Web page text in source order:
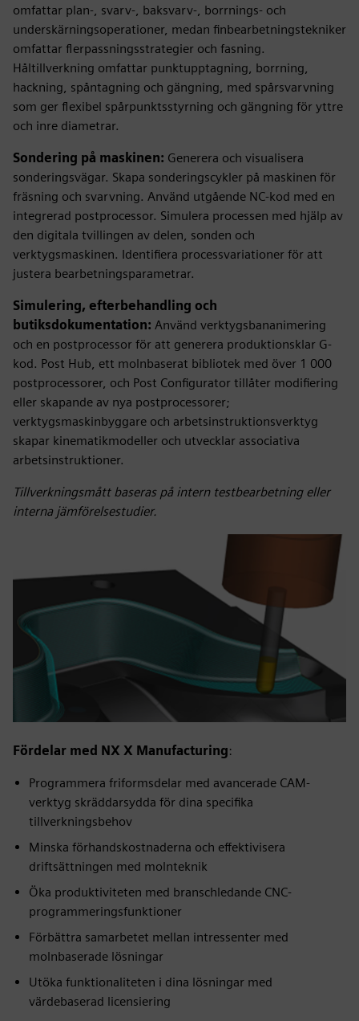
omfattar plan-, svarv-, baksvarv-, borrnings- och
underskärningsoperationer, medan finbearbetningstekniker
omfattar flerpassningsstrategier och fasning.
Håltillverkning omfattar punktupptagning, borrning,
hackning, spåntagning och gängning, med spårsvarvning
som ger flexibel spårpunktsstyrning och gängning för yttre
och inre diametrar.
Sondering på maskinen: Generera och visualisera
sonderingsvägar. Skapa sonderingscykler på maskinen för
fräsning och svarvning. Använd utgående NC-kod med en
integrerad postprocessor. Simulera processen med hjälp av
den digitala tvillingen av delen, sonden och
verktygsmaskinen. Identifiera processvariationer för att
justera bearbetningsparametrar.
Simulering, efterbehandling och
butiksdokumentation: Använd verktygsbananimering
och en postprocessor för att generera produktionsklar G-
kod. Post Hub, ett molnbaserat bibliotek med över 1 000
postprocessorer, och Post Configurator tillåter modifiering
eller skapande av nya postprocessorer;
verktygsmaskinbyggare och arbetsinstruktionsverktyg
skapar kinematikmodeller och utvecklar associativa
arbetsinstruktioner.
Tillverkningsmått baseras på intern testbearbetning eller
interna jämförelsestudier.
Fördelar med NX X Manufacturing:
Programmera friformsdelar med avancerade CAM-
verktyg skräddarsydda för dina specifika
tillverkningsbehov
Minska förhandskostnaderna och effektivisera
driftsättningen med molnteknik
Öka produktiviteten med branschledande CNC-
programmeringsfunktioner
Förbättra samarbetet mellan intressenter med
molnbaserade lösningar
Utöka funktionaliteten i dina lösningar med
värdebaserad licensiering